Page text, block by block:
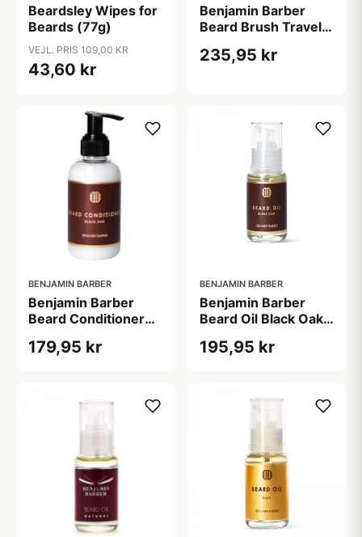
Beardsley Wipes for
Beards (77g)
VEJL. PRIS 109,00 KR
43,60 kr
Benjamin Barber
Beard Brush Travel
235,95 kr
BENJAMIN BARBER
Benjamin Barber
Beard Conditioner
179,95 kr
BENJAMIN BARBER
Benjamin Barber
Beard Oil Black Oak
195,95 kr